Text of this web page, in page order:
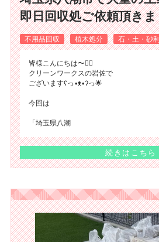
即日回収処ご依頼頂き
不用品回収 植木処分 石・土・砂
皆様こんにちは〜🙂‍↕️
クリーンワークスの岩佐で
ございますʕ⁠っ⁠•⁠ᴥ⁠•⁠ʔ⁠っ🌟
今回は
「埼玉県八潮
続きはこちら